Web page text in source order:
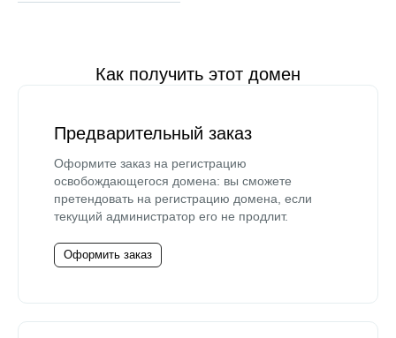
Как получить этот домен
Предварительный заказ
Оформите заказ на регистрацию
освобождающегося домена: вы сможете
претендовать на регистрацию домена, если
текущий администратор его не продлит.
Оформить заказ